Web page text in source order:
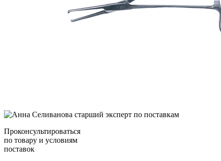
Проконсультироваться
по товару и условиям
поставок